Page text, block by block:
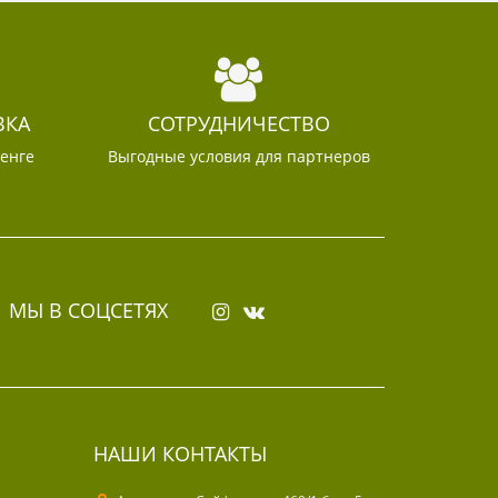
СОТРУДНИЧЕСТВО
Выгодные условия для партнеров
МЫ В СОЦСЕТЯХ
НАШИ КОНТАКТЫ